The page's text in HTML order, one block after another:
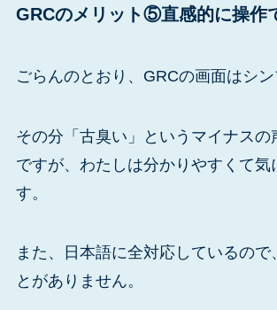
GRCのメリット⑤直感的に操作
ごらんのとおり、GRCの画面はシン
その分「古臭い」というマイナスの
ですが、わたしは分かりやすくて気
す。
また、日本語に全対応しているので
とがありません。